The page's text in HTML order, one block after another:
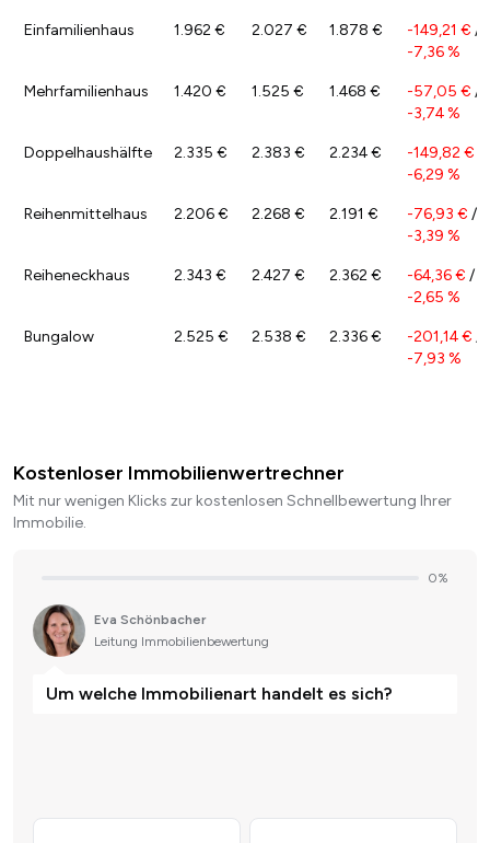
Einfamilienhaus 1.962 € 2.027 € 1.878 € -149,21 € /
-7,36 %
Mehrfamilienhaus 1.420 € 1.525 € 1.468 € -57,05 € /
-3,74 %
Doppelhaushälfte 2.335 € 2.383 € 2.234 € -149,82 €
-6,29 %
Reihenmittelhaus 2.206 € 2.268 € 2.191 € -76,93 € /
-3,39 %
Reiheneckhaus 2.343 € 2.427 € 2.362 € -64,36 € /
-2,65 %
Bungalow 2.525 € 2.538 € 2.336 € -201,14 € /
-7,93 %
Kostenloser Immobilienwertrechner
Mit nur wenigen Klicks zur kostenlosen Schnellbewertung Ihrer
Immobilie.